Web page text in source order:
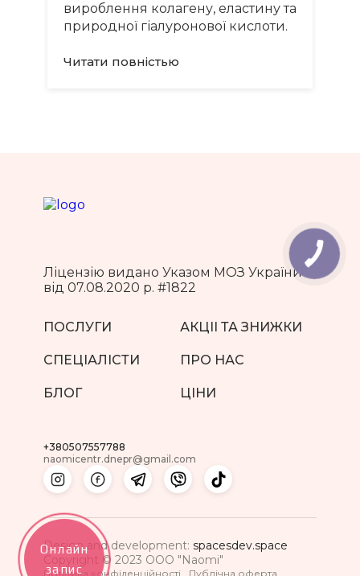
вироблення колагену, еластину та
природної гіалуронової кислоти.
Читати повнiстью
Ліцензію видано Указом МОЗ України
від 07.08.2020 р. #1822
ПОСЛУГИ АКЦII ТА ЗНИЖКИ
СПЕЦIАЛICТИ ПРО НАС
БЛОГ ЦIНИ
+380507557788
naomicentr.dnepr@gmail.com
Copyright © 2023 ООО "Naomi"
Полiтика конфiденцiйностi Публiчна оферта
Design and development: spacesdev.space
Онлайн
запис